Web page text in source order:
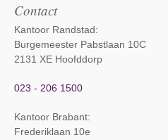
Contact
Kantoor Randstad:
Burgemeester Pabstlaan 10C
2131 XE Hoofddorp
023 - 206 1500
Kantoor Brabant:
Frederiklaan 10e